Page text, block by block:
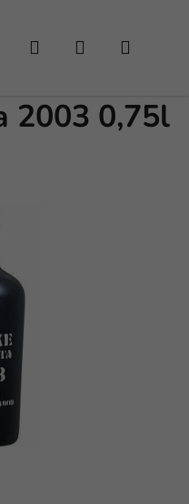
Hledat NÁKUPNÍ
2003 0,75l